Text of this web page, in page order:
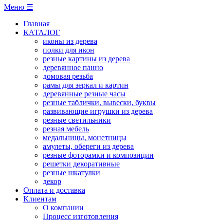
Меню ☰
Главная
КАТАЛОГ
иконы из дерева
полки для икон
резные картины из дерева
деревянное панно
домовая резьба
рамы для зеркал и картин
деревянные резные часы
резные таблички, вывески, буквы
развивающие игрушки из дерева
резные светильники
резная мебель
медальницы, монетницы
амулеты, обереги из дерева
резные фоторамки и композиции
решетки декоративные
резные шкатулки
декор
Оплата и доставка
Клиентам
О компании
Процесс изготовления